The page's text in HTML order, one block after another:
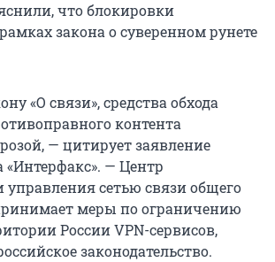
что блокировки
закона о суверенном рунете
«О связи», средства обхода
контента
— цитирует заявление
«Интерфакс». — Центр
сетью связи общего
меры по ограничению
России VPN-сервисов,
законодательство.